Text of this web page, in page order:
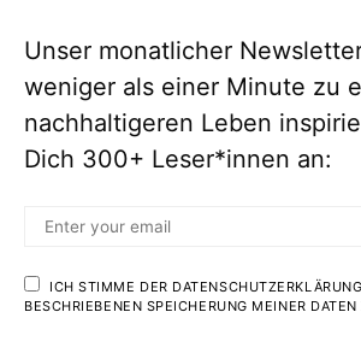
Unser monatlicher
weniger als einer Minute zu
nachhaltigeren Leben
Dich 300+ Leser*innen an:
ICH STIMME DER
BESCHRIEBENEN SPEICHERUNG MEINER DATEN